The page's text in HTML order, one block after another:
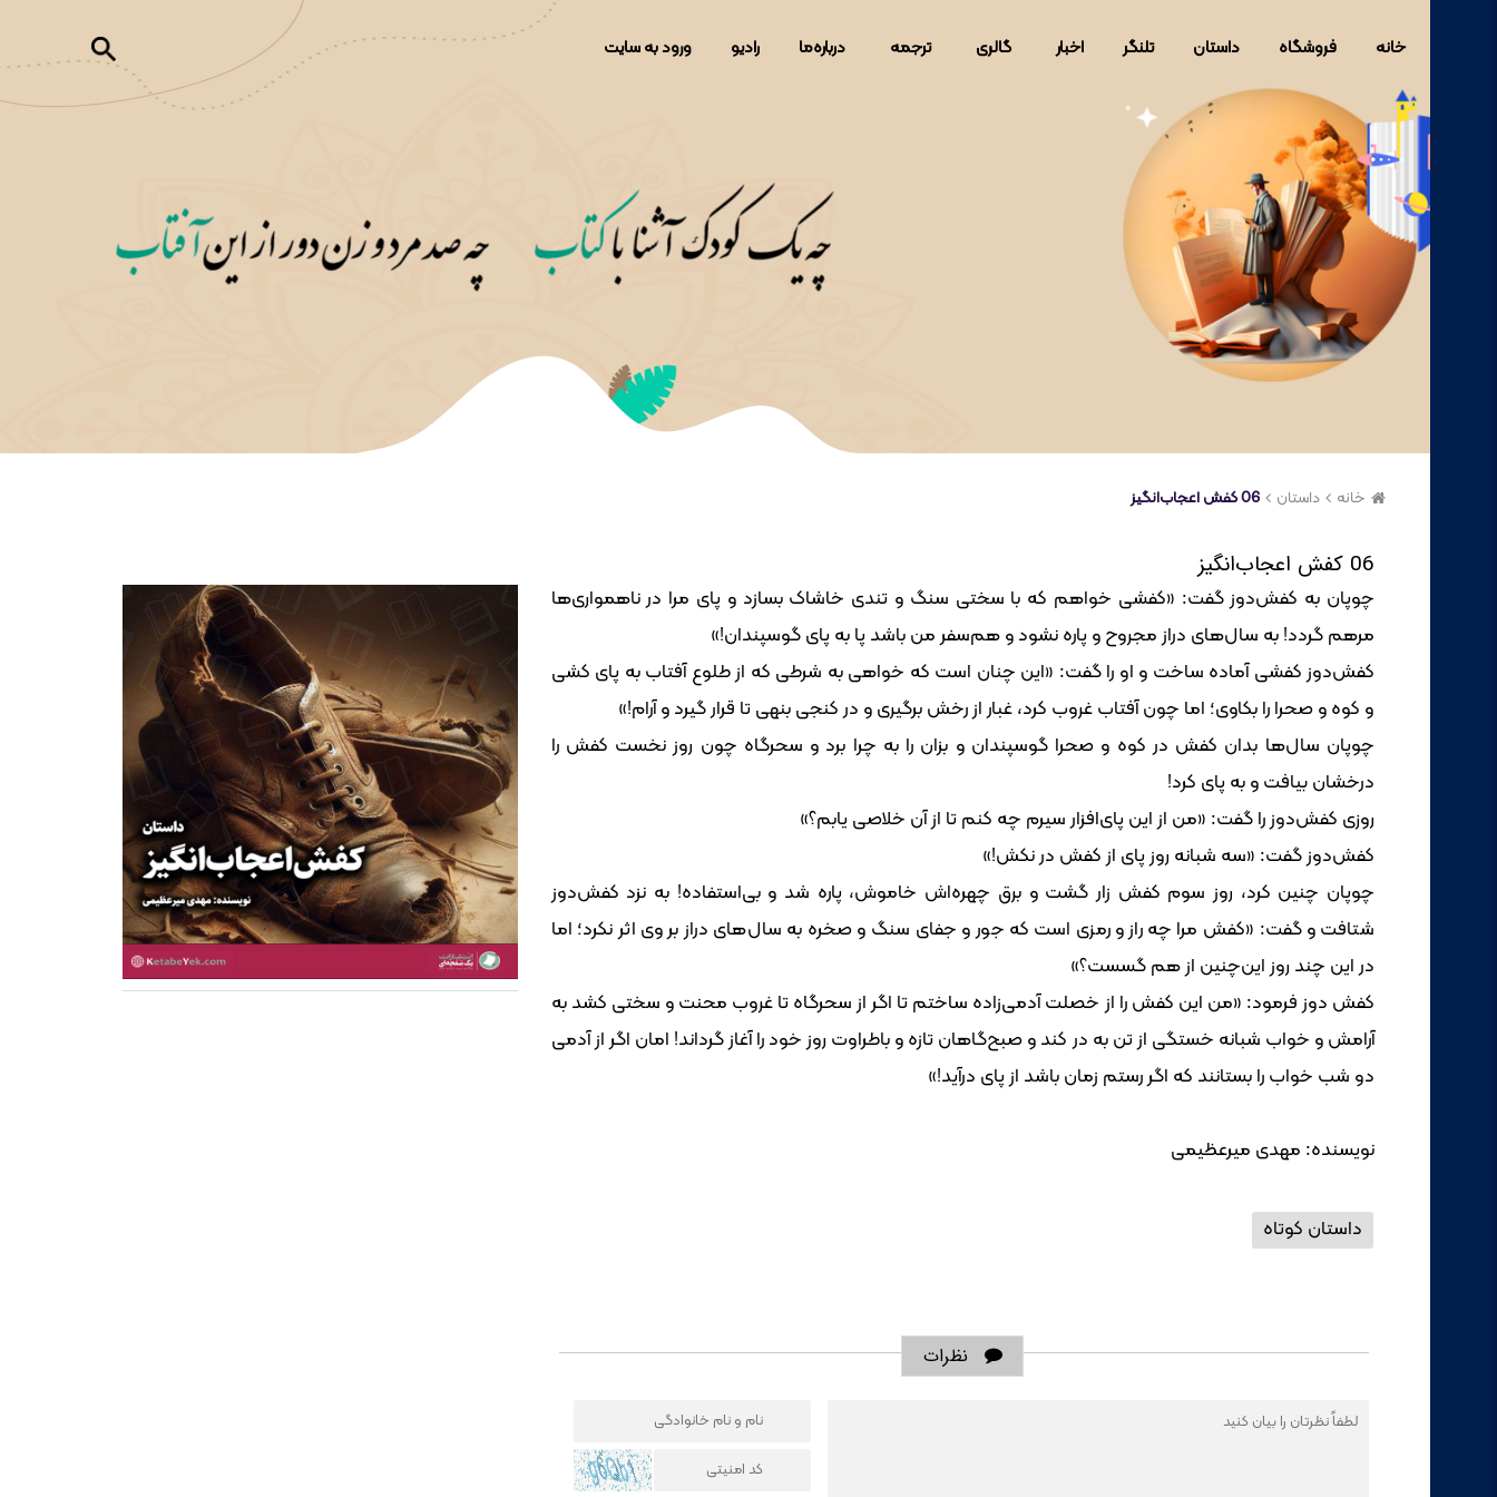
خانه فروشگاه داستان تلنگر اخبار گالری ترجمه دربار‌ه‌ما رادیو ورود به سایت
خانه داستان 06 کفش اعجاب‌انگیز
06 کفش اعجاب‌انگیز
چوپان به کفش‌دوز گفت: «کفشی خواهم که با سختی سنگ و تندی خاشاک بسازد و پای مرا در ناهمواری‌ها
مرهم گردد! به سال‌های دراز مجروح و پاره نشود و هم‌سفر من باشد پا به پای گوسپندان!»
کفش‌دوز کفشی آماده ساخت و او را گفت: «این چنان است که خواهی به شرطی که از طلوع آفتاب به پای کشی
و کوه و صحرا را بکاوی؛ اما چون آفتاب غروب کرد، غبار از رخش برگیری و در کنجی بنهی تا قرار گیرد و آرام!»
چوپان سال‌ها بدان کفش در کوه و صحرا گوسپندان و بزان را به چرا برد و سحرگاه چون روز نخست کفش را
درخشان بیافت و به پای کرد!
روزی کفش‌دوز را گفت: «من از این پای‌افزار سیرم چه کنم تا از آن خلاصی یابم؟»
کفش‌دوز گفت: «سه شبانه روز پای از کفش در نکش!»
چوپان چنین کرد، روز سوم کفش زار گشت و برق چهره‌اش خاموش، پاره شد و بی‌استفاده! به نزد کفش‌دوز
شتافت و گفت: «کفش مرا چه راز و رمزی است که جور و جفای سنگ و صخره به سال‌های دراز بر وی اثر نکرد؛ اما
در این چند روز این‌چنین از هم گسست؟»
کفش دوز فرمود: «‌من این کفش را از خصلت آدمی‌زاده ساختم تا اگر از سحرگاه تا غروب محنت و سختی کشد به
آرامش و خواب شبانه خستگی از تن به ‌در کند و صبح‌گاهان تازه و باطراوت روز خود را آغاز گرداند! امان اگر از آدمی
دو شب خواب را بستانند که اگر رستم زمان باشد از پای درآید!»
نویسنده: مهدی میرعظیمی
داستان کوتاه
نظرات